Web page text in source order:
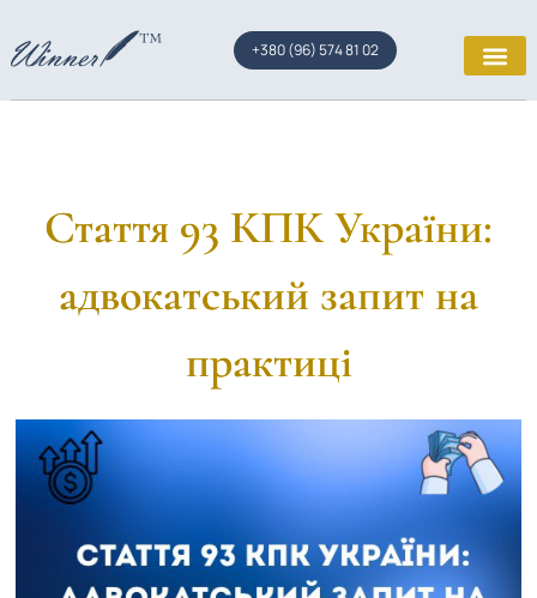
+380 (96) 574 81 02
Стаття 93 КПК України:
адвокатський запит на
практиці